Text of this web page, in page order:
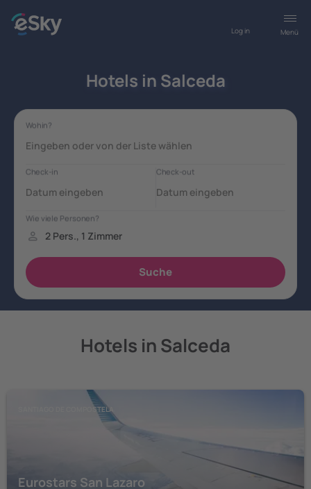
Menü
Log in
Hotels in Salceda
Hotels in Salceda
SANTIAGO DE COMPOSTELA
Eurostars San Lazaro